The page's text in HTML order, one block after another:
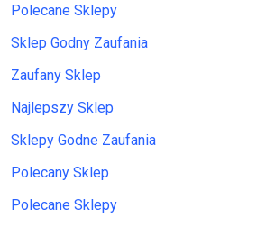
Polecane Sklepy
Sklep Godny Zaufania
Zaufany Sklep
Najlepszy Sklep
Sklepy Godne Zaufania
Polecany Sklep
Polecane Sklepy